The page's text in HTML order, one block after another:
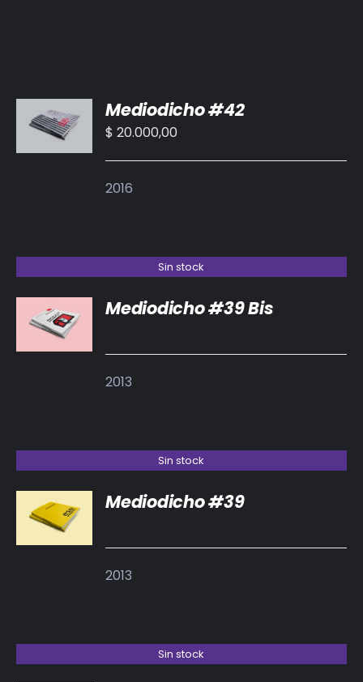
AL
CARRITO
/
Mediodicho #42
$ 20.000,00
2016
Sin stock
DETALLES
Mediodicho #39 Bis
2013
Sin stock
DETALLES
Mediodicho #39
2013
Sin stock